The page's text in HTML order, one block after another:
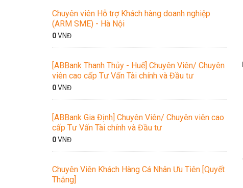
Chuyên viên Hỗ trợ Khách hàng doanh nghiệp
(ARM SME) - Hà Nội
0VNĐ
[ABBank Thanh Thủy - Huế] Chuyên Viên/ Chuyên
viên cao cấp Tư Vấn Tài chính và Đầu tư
0VNĐ
[ABBank Gia Định] Chuyên Viên/ Chuyên viên cao
cấp Tư Vấn Tài chính và Đầu tư
0VNĐ
Chuyên Viên Khách Hàng Cá Nhân Ưu Tiên [Quyết
Thắng]